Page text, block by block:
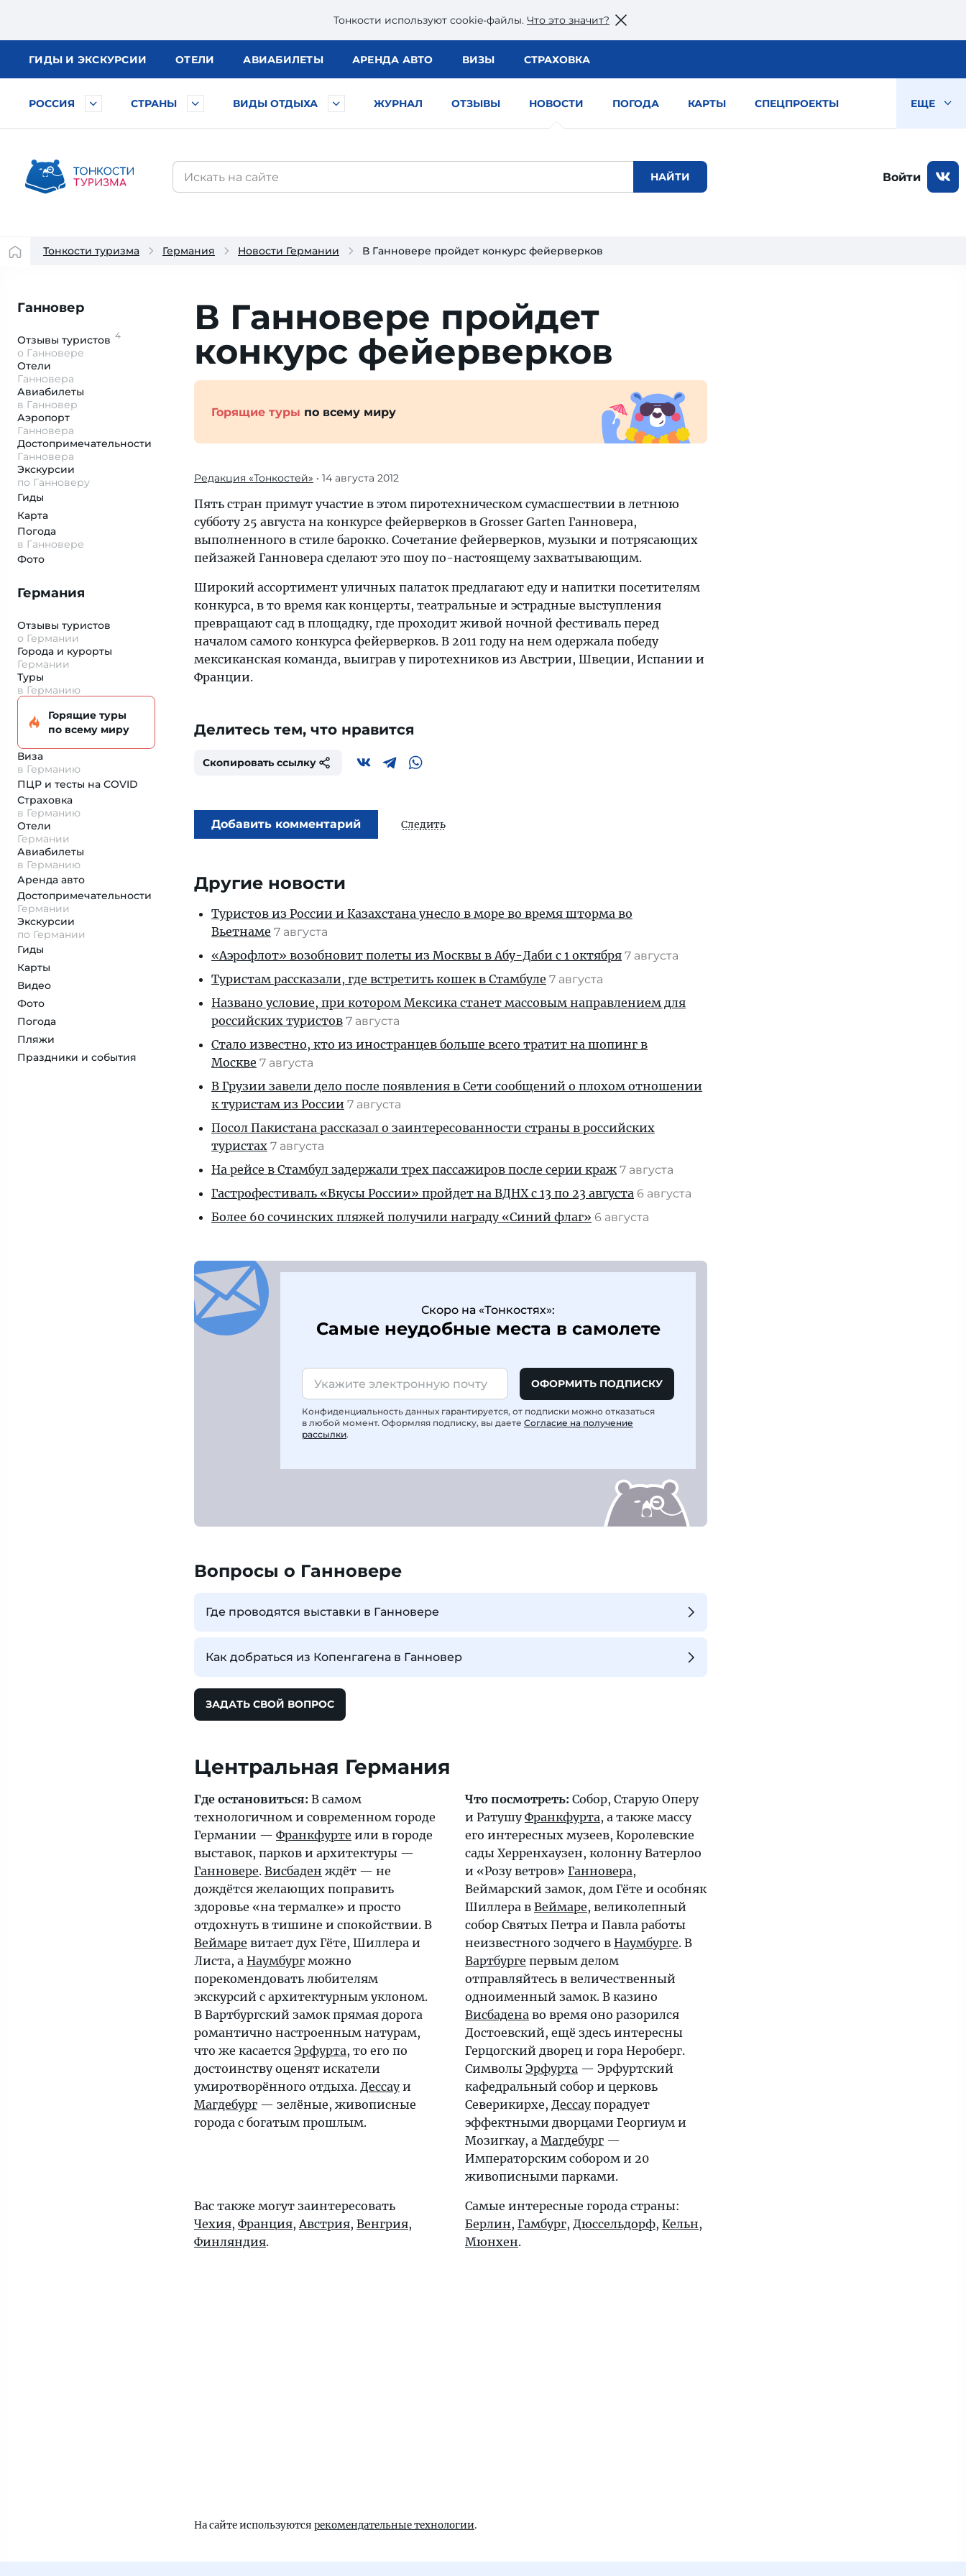
Тонкости используют сookie-файлы. Что это значит?
ГИДЫ И ЭКСКУРСИИ ОТЕЛИ АВИАБИЛЕТЫ АРЕНДА АВТО ВИЗЫ СТРАХОВКА
РОССИЯ СТРАНЫ ВИДЫ ОТДЫХА ЖУРНАЛ ОТЗЫВЫ НОВОСТИ ПОГОДА КАРТЫ СПЕЦПРОЕКТЫ ЕЩЕ
Войти
Тонкости туризма Германия Новости Германии В Ганновере пройдет конкурс фейерверков
Ганновер
Отзывы туристов 4
о Ганновере
Отели
Ганновера
Авиабилеты
в Ганновер
Аэропорт
Ганновера
Достопримеча­тельности
Ганновера
Экскурсии
по Ганноверу
Гиды
Карта
Погода
в Ганновере
Фото
Германия
Отзывы туристов
о Германии
Города и курорты
Германии
Туры
в Германию
Горящие туры
по всему миру
Виза
в Германию
ПЦР и тесты на COVID
Страховка
в Германию
Отели
Германии
Авиабилеты
в Германию
Аренда авто
Достопримеча­тельности
Германии
Экскурсии
по Германии
Гиды
Карты
Видео
Фото
Погода
Пляжи
Праздники и события
В Ганновере пройдет
конкурс фейерверков
Горящие туры по всему миру
Редакция «Тонкостей» • 14 августа 2012
Пять стран примут участие в этом пиротехническом сумасшествии в летнюю
субботу 25 августа на конкурсе фейерверков в Grosser Garten Ганновера,
выполненного в стиле барокко. Сочетание фейерверков, музыки и потрясающих
пейзажей Ганновера сделают это шоу по-настоящему захватывающим.
Широкий ассортимент уличных палаток предлагают еду и напитки посетителям
конкурса, в то время как концерты, театральные и эстрадные выступления
превращают сад в площадку, где проходит живой ночной фестиваль перед
началом самого конкурса фейерверков. В 2011 году на нем одержала победу
мексиканская команда, выиграв у пиротехников из Австрии, Швеции, Испании и
Франции.
Делитесь тем, что нравится
Скопировать ссылку
Добавить комментарий Следить
Другие новости
Туристов из России и Казахстана унесло в море во время шторма во
Вьетнаме 7 августа
«Аэрофлот» возобновит полеты из Москвы в Абу-Даби с 1 октября 7 августа
Туристам рассказали, где встретить кошек в Стамбуле 7 августа
Названо условие, при котором Мексика станет массовым направлением для
российских туристов 7 августа
Стало известно, кто из иностранцев больше всего тратит на шопинг в
Москве 7 августа
В Грузии завели дело после появления в Сети сообщений о плохом отношении
к туристам из России 7 августа
Посол Пакистана рассказал о заинтересованности страны в российских
туристах 7 августа
На рейсе в Стамбул задержали трех пассажиров после серии краж 7 августа
Гастрофестиваль «Вкусы России» пройдет на ВДНХ с 13 по 23 августа 6 августа
Более 60 сочинских пляжей получили награду «Синий флаг» 6 августа
Скоро на «Тонкостях»:
Самые неудобные места в самолете
ОФОРМИТЬ ПОДПИСКУ
Конфиденциальность данных гарантируется, от подписки можно отказаться
в любой момент. Оформляя подписку, вы даете Согласие на получение
рассылки.
Вопросы о Ганновере
Где проводятся выставки в Ганновере
Как добраться из Копенгагена в Ганновер
ЗАДАТЬ СВОЙ ВОПРОС
Центральная Германия
Где остановиться: В самом
технологичном и современном городе
Германии — Франкфурте или в городе
выставок, парков и архитектуры —
Ганновере. Висбаден ждёт — не
дождётся желающих поправить
здоровье «на термалке» и просто
отдохнуть в тишине и спокойствии. В
Веймаре витает дух Гёте, Шиллера и
Листа, а Наумбург можно
порекомендовать любителям
экскурсий с архитектурным уклоном.
В Вартбургский замок прямая дорога
романтично настроенным натурам,
что же касается Эрфурта, то его по
достоинству оценят искатели
умиротворённого отдыха. Дессауи
Магдебург — зелёные, живописные
города с богатым прошлым.
Что посмотреть: Собор, Старую Оперу
и РатушуФранкфурта, а также массу
его интересных музеев, Королевские
сады Херренхаузен, колонну Ватерлоо
и «Розу ветров» Ганновера,
Веймарский замок, дом Гёте и особняк
Шиллера в Веймаре, великолепный
собор Святых Петра и Павла работы
неизвестного зодчего в Наумбурге. В
Вартбурге первым делом
отправляйтесь в величественный
одноименный замок. В казино
Висбадена во время оно разорился
Достоевский, ещё здесь интересны
Герцогский дворец и гора Нероберг.
Символы Эрфурта — Эрфуртский
кафедральный собор и церковь
Северикирхе, Дессаупорадует
эффектными дворцами Георгиум и
Мозигкау, а Магдебург —
Императорским собором и 20
живописными парками.
Вас также могут заинтересовать
Чехия, Франция, Австрия, Венгрия,
Финляндия.
Самые интересные города страны:
Берлин, Гамбург, Дюссельдорф, Кельн,
Мюнхен.
На сайте используются рекомендательные технологии.